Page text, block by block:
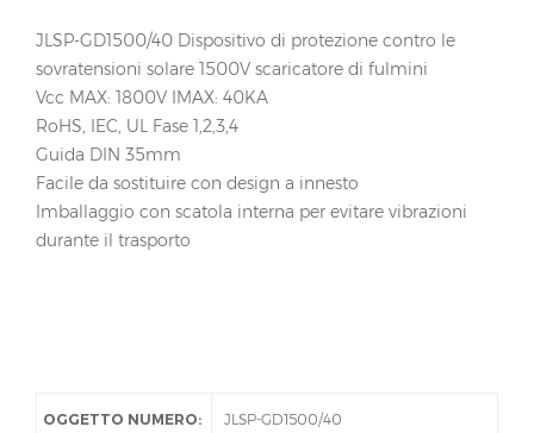
JLSP-GD1500/40 Dispositivo di protezione contro le
sovratensioni solare 1500V scaricatore di fulmini
Vcc MAX: 1800V IMAX: 40KA
RoHS, IEC, UL Fase 1,2,3,4
Guida DIN 35mm
Facile da sostituire con design a innesto
Imballaggio con scatola interna per evitare vibrazioni
durante il trasporto
OGGETTO NUMERO: JLSP-GD1500/40